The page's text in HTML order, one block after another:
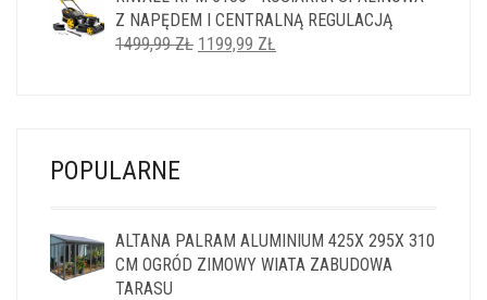
14999,99 ZŁ.11999,99 ZŁ.
Z NAPĘDEM I CENTRALNĄ REGULACJĄ
1499,99ZŁ PIERWOTNA
1199,99 ZŁ
POPULARNE
ALTANA PALRAM ALUMINIUM 425X 295X 310
CM OGRÓD ZIMOWY WIATA ZABUDOWA
TARASU